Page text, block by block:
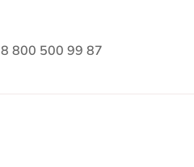
8 800 500 99 87